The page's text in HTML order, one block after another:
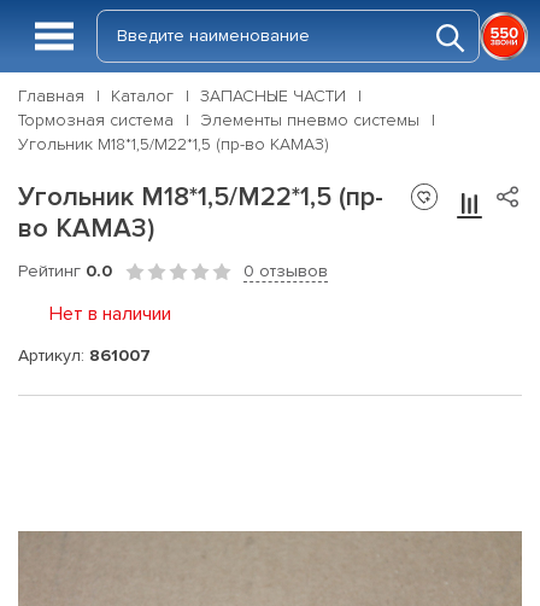
Главная Каталог
ЗАПАСНЫЕ ЧАСТИ
Тормозная система
Элементы пневмо системы
Угольник М18*1,5/М22*1,5 (пр-во КАМАЗ)
Угольник М18*1,5/М22*1,5 (пр-
во КАМАЗ)
Рейтинг 0.0 0 отзывов
Нет в наличии
Артикул: 861007